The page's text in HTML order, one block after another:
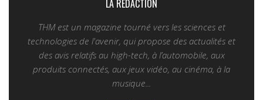
LA REDACTION
THM est un magazine tourné vers les sciences et
technologies de l'avenir, qui propose des actualités et
des avis relatifs au high-tech, à l’automobile, aux
produits connectés, aux jeux vidéo, au cinéma, à la
musique...